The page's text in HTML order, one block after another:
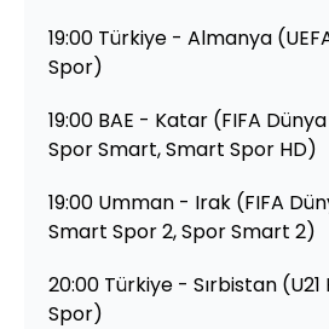
19:00 Türkiye - Almanya
Spor)
19:00 BAE - Katar (FIFA
Spor Smart, Smart Spor HD)
19:00 Umman - Irak (FIFA
Smart Spor 2, Spor Smart 2)
20:00 Türkiye - Sırbistan (U21
Spor)